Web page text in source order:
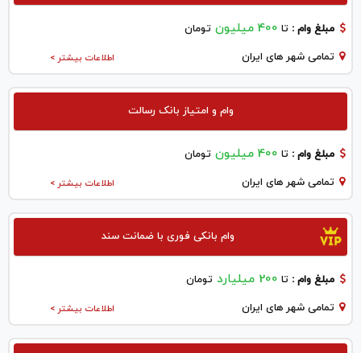
مبلغ وام : تا 400 میلیون تومان
اطلاعات بیشتر > تمامی شهر های ایران
وام و امتیاز بانک رسالت
مبلغ وام : تا 400 میلیون تومان
اطلاعات بیشتر > تمامی شهر های ایران
وام بانکی فوری با ضمانت سند
مبلغ وام : تا 200 میلیارد تومان
اطلاعات بیشتر > تمامی شهر های ایران